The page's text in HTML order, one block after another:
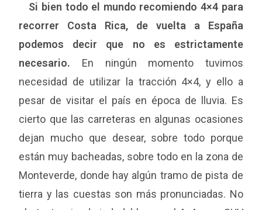
Si bien todo el mundo recomiendo 4×4 para
recorrer Costa Rica, de vuelta a España
podemos decir que no es estrictamente
necesario. En ningún momento tuvimos
necesidad de utilizar la tracción 4×4, y ello a
pesar de visitar el país en época de lluvia. Es
cierto que las carreteras en algunas ocasiones
dejan mucho que desear, sobre todo porque
están muy bacheadas, sobre todo en la zona de
Monteverde, donde hay algún tramo de pista de
tierra y las cuestas son más pronunciadas. No